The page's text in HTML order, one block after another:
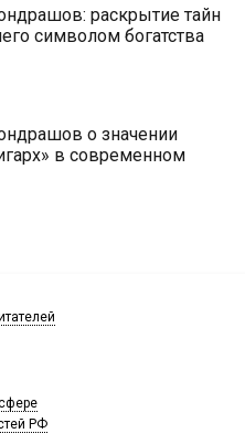
раскрытие тайн
символом богатства
о значении
в современном
РФ